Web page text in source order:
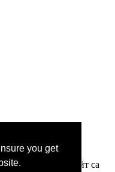
you get
права запазени.
в този сайт са